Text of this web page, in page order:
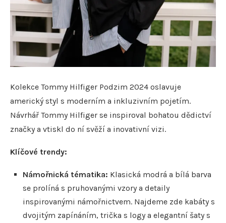
Kolekce Tommy Hilfiger Podzim 2024 oslavuje
americký styl s moderním a inkluzivním pojetím.
Návrhář Tommy Hilfiger se inspiroval bohatou dědictví
značky a vtiskl do ní svěží a inovativní vizi.
Klíčové trendy:
Námořnická tématika: Klasická modrá a bílá barva
se prolíná s pruhovanými vzory a detaily
inspirovanými námořnictvem. Najdeme zde kabáty s
dvojitým zapínáním, trička s logy a elegantní šaty s